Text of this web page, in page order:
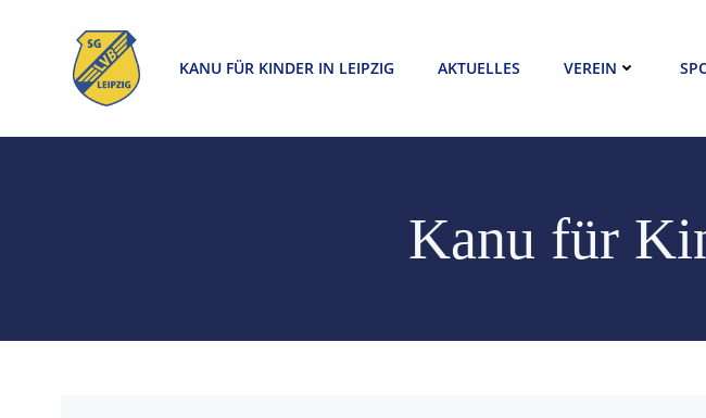
KANU FÜR KINDER IN LEIPZIG AKTUELLES VEREIN
Kanu für